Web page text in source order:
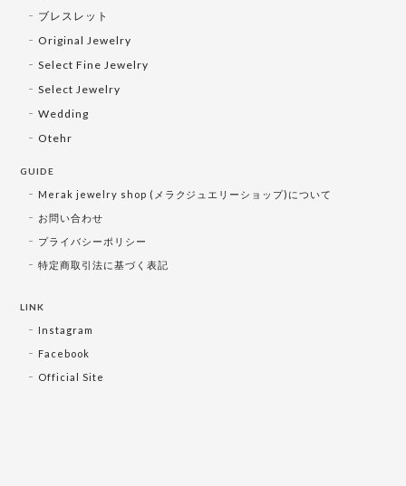
ブレスレット
Original Jewelry
Select Fine Jewelry
Select Jewelry
Wedding
Otehr
GUIDE
Merak jewelry shop (メラクジュエリーショップ)について
お問い合わせ
プライバシーポリシー
特定商取引法に基づく表記
LINK
Instagram
Facebook
Official Site